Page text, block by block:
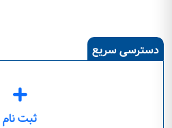
دسترسی سریع
ثبت نام